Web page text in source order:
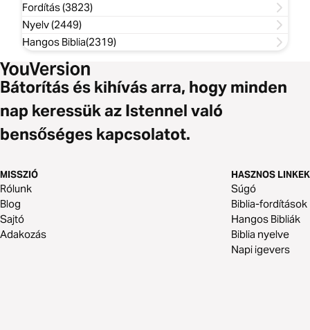
Fordítás (3823)
Nyelv (2449)
Hangos Biblia(2319)
Bátorítás és kihívás arra, hogy minden
nap keressük az Istennel való
bensőséges kapcsolatot.
MISSZIÓ
Rólunk
Blog
Sajtó
Adakozás
HASZNOS LINKEK
Súgó
Biblia-fordítások
Hangos Bibliák
Biblia nyelve
Napi igevers